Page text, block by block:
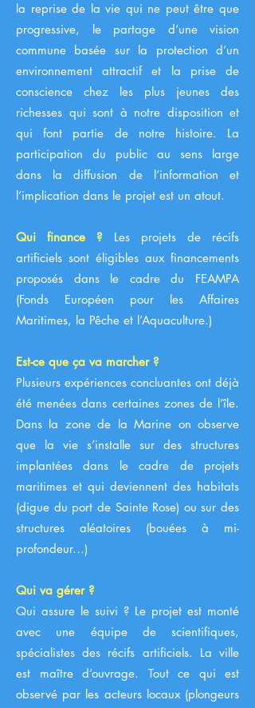
la reprise de la vie qui ne peut être que
progressive, le partage d’une vision
commune basée sur la protection d’un
environnement attractif et la prise de
conscience chez les plus jeunes des
richesses qui sont à notre disposition et
qui font partie de notre histoire. La
participation du public au sens large
dans la diffusion de l’information et
l’implication dans le projet est un atout.
Qui finance ? Les projets de récifs
artificiels sont éligibles aux financements
proposés dans le cadre du FEAMPA
(Fonds Européen pour les Affaires
Maritimes, la Pêche et l’Aquaculture.)
Est-ce que ça va marcher ?
Plusieurs expériences concluantes ont déjà
été menées dans certaines zones de l’île.
Dans la zone de la Marine on observe
que la vie s’installe sur des structures
implantées dans le cadre de projets
maritimes et qui deviennent des habitats
(digue du port de Sainte Rose) ou sur des
structures aléatoires (bouées à mi-
profondeur…)
Qui va gérer ?
Qui assure le suivi ? Le projet est monté
avec une équipe de scientifiques,
spécialistes des récifs artificiels. La ville
est maître d’ouvrage. Tout ce qui est
observé par les acteurs locaux (plongeurs